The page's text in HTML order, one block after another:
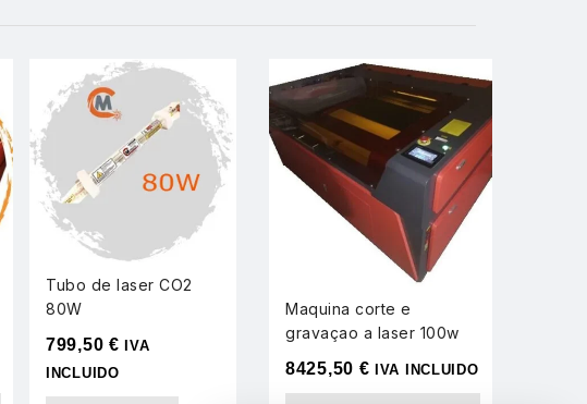
Tubo de laser CO2
80W
799,50 €
IVA
INCLUIDO
Maquina corte e
gravaçao a laser 100w
8425,50 € IVA INCLUIDO